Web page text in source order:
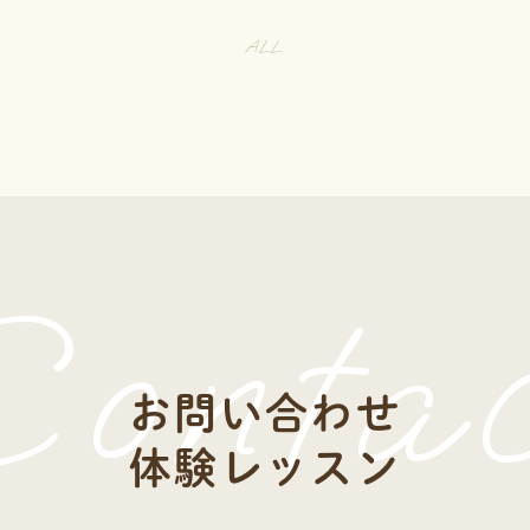
ALL
お問い合わせ
体験レッスン